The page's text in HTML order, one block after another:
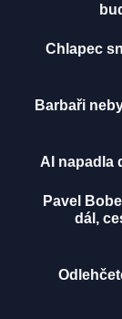
Chlapec
Barbaři
AI napadla
Pavel
dál,